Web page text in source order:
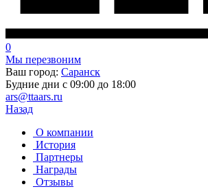
0
Мы перезвоним
Ваш город: Саранск
Будние дни с 09:00 до 18:00
ars@ttaars.ru
Назад
О компании
История
Партнеры
Награды
Отзывы